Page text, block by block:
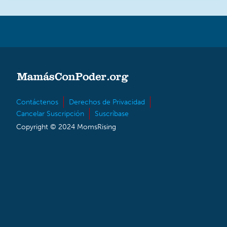
Contáctenos
Derechos de Privacidad
Cancelar Suscripción
Suscríbase
Copyright © 2024 MomsRising